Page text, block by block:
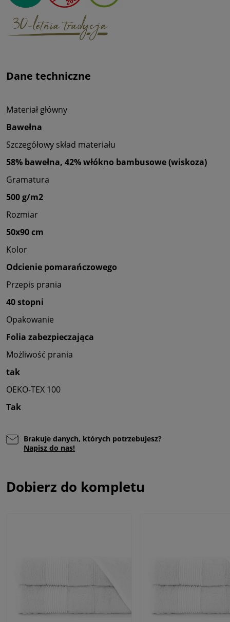
Dane techniczne
Materiał główny
Bawełna
Szczegółowy skład materiału
58% bawełna, 42% włókno bambusowe (wiskoza)
Gramatura
500 g/m2
Rozmiar
50x90 cm
Kolor
Odcienie pomarańczowego
Przepis prania
40 stopni
Opakowanie
Folia zabezpieczająca
Możliwość prania
tak
OEKO-TEX 100
Tak
Brakuje danych, których potrzebujesz?
Napisz do nas!
Dobierz do kompletu